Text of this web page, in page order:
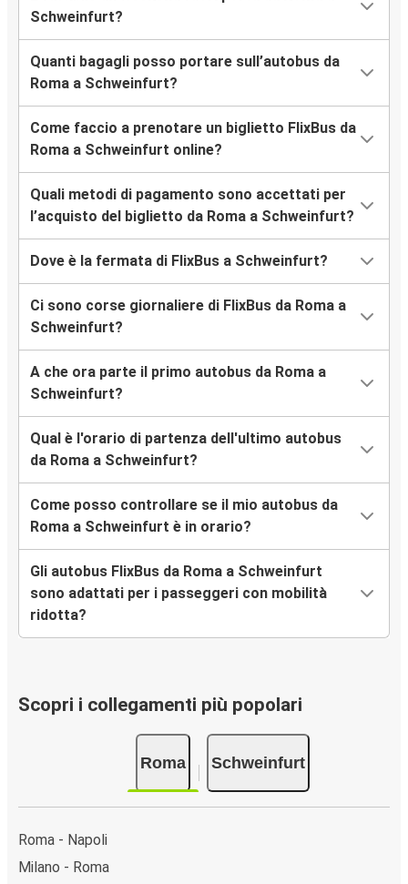
Schweinfurt?
Quanti bagagli posso portare sull’autobus da
Roma a Schweinfurt?
Come faccio a prenotare un biglietto FlixBus da
Roma a Schweinfurt online?
Quali metodi di pagamento sono accettati per
l’acquisto del biglietto da Roma a Schweinfurt?
Dove è la fermata di FlixBus a Schweinfurt?
Ci sono corse giornaliere di FlixBus da Roma a
Schweinfurt?
A che ora parte il primo autobus da Roma a
Schweinfurt?
Qual è l'orario di partenza dell'ultimo autobus
da Roma a Schweinfurt?
Come posso controllare se il mio autobus da
Roma a Schweinfurt è in orario?
Gli autobus FlixBus da Roma a Schweinfurt
sono adattati per i passeggeri con mobilità
ridotta?
Scopri i collegamenti più popolari
Roma Schweinfurt
Roma - Napoli
Milano - Roma